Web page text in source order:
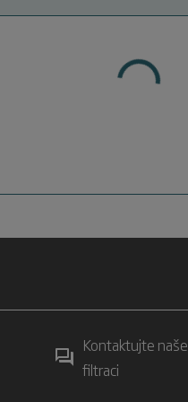
Kontaktujte
filtraci